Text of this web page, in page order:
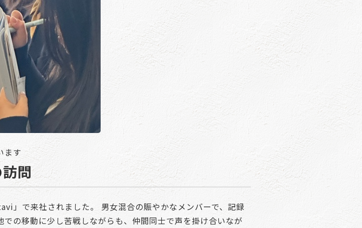
ます
問
」で来社されました。 男女混合の賑やかなメンバーで、記録
の移動に少し苦戦しながらも、仲間同士で声を掛け合いなが